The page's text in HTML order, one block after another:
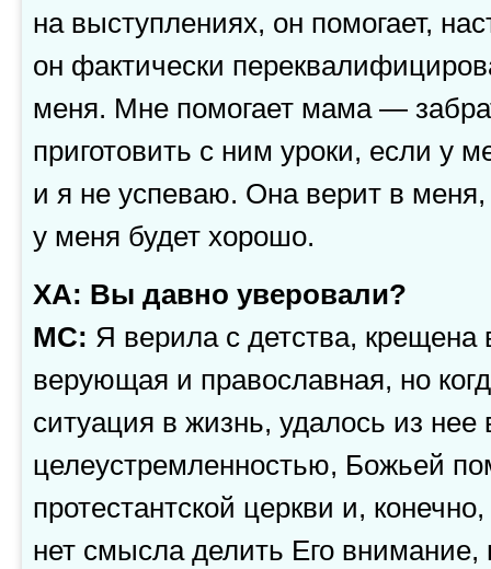
на выступлениях, он помогает,
он фактически
меня. Мне помогает мама —
приготовить с ним уроки, если у
и я не успеваю. Она верит в меня,
у меня будет хорошо.
ХА: Вы давно уверовали?
МС: Я верила с детства,
верующая и православная, но
ситуация в жизнь, удалось из
целеустремленностью, Божьей
протестантской церкви и,
нет смысла делить Его